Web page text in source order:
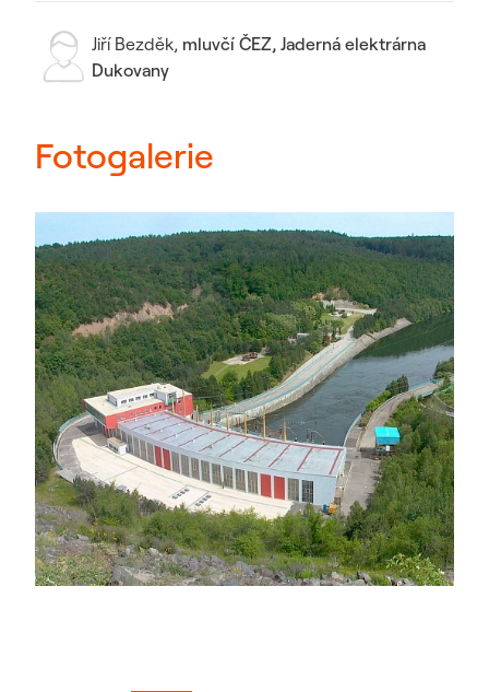
Jiří Bezděk, mluvčí ČEZ, Jaderná elektrárna
Dukovany
Fotogalerie